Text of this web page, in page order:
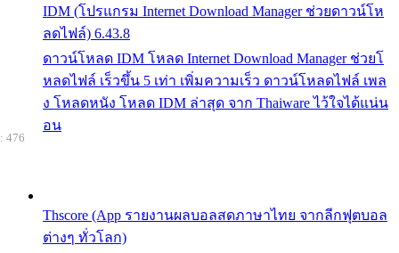
IDM (โปรแกรม Internet Download Manager ช่วยดาวน์โห
ลดไฟล์) 6.43.8
ดาวน์โหลด IDM โหลด Internet Download Manager ช่วยโ
หลดไฟล์ เร็วขึ้น 5 เท่า เพิ่มความเร็ว ดาวน์โหลดไฟล์ เพล
ง โหลดหนัง โหลด IDM ล่าสุด จาก Thaiware ไว้ใจได้แน่น
อน
Thscore (App รายงานผลบอลสดภาษาไทย จากลีกฟุตบอล
ต่างๆ ทั่วโลก)
476